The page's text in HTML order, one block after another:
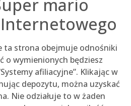
mario
ta strona obejmuje odnośniki
o wymienionych będziesz
afiliacyjne”. Klikając w
depozytu, można uzyskać
Nie odziałuje to w żaden